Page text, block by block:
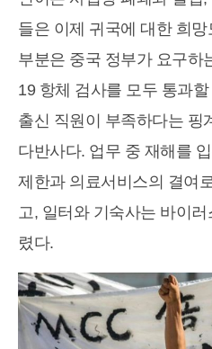
들은 이제 귀국에 대한 희
부분은 중국 정부가 요구하
19 항체 검사를 모두 통과
출신 직원이 부족하다는 핑
다반사다. 업무 중 재해를
제한과 의료서비스의 결여
고, 일터와 기숙사는 바이
렸다.